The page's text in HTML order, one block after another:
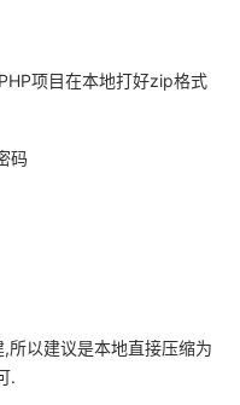
项目在本地打好zip格式
码
所以建议是本地直接压缩为
.